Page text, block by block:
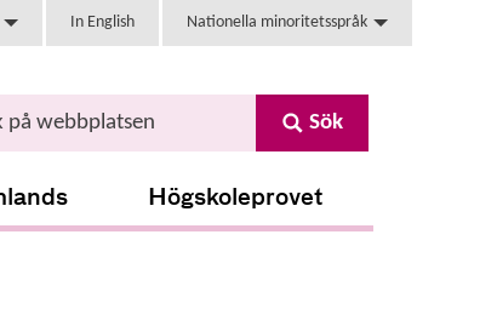
In English Nationella minoritetsspråk
Sök
Högskoleprovet